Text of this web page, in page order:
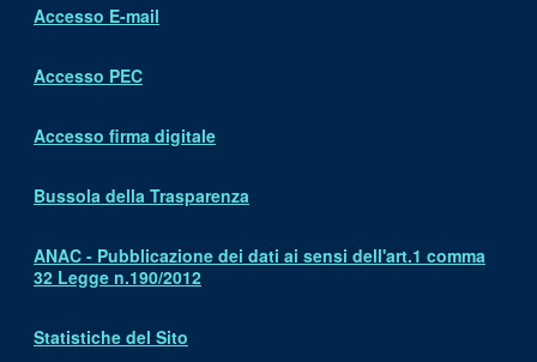
Accesso E-mail
Accesso PEC
Accesso firma digitale
Bussola della Trasparenza
ANAC - Pubblicazione dei dati ai sensi dell'art.1 comma
32 Legge n.190/2012
Statistiche del Sito